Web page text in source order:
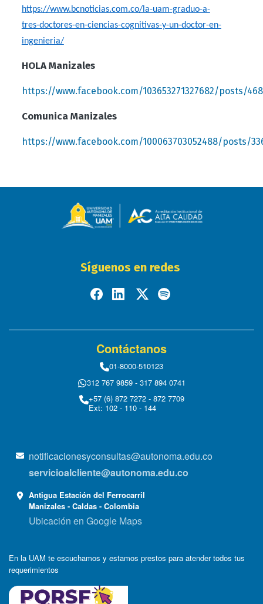
https://www.bcnoticias.com.co/la-uam-graduo-a-
tres-doctores-en-ciencias-cognitivas-y-un-doctor-en-
ingenieria/
HOLA Manizales
https://www.facebook.com/103653271327682/posts/
Comunica Manizales
https://www.facebook.com/100063703052488/posts/
Síguenos en redes
Contáctanos
01-8000-510123
312 767 9859 - 317 894 0741
+57 (6) 872 7272 - 872 7709
Ext: 102 - 110 - 144
notificacionesyconsultas@autonoma.edu.co
servicioalcliente@autonoma.edu.co
Antigua Estación del Ferrocarril
Manizales - Caldas - Colombia
Ubicación en Google Maps
En la UAM te escuchamos y estamos prestos para atender todos tus
requerimientos